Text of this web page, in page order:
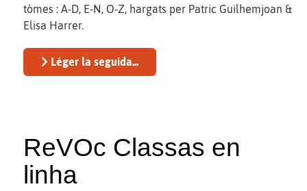
tòmes : A-D, E-N, O-Z, hargats per Patric Guilhemjoan &
Elisa Harrer.
Léger la seguida...
ReVOc Classas en
linha